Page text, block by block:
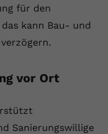
für den
kann Bau- und
vor Ort
Sanierungswillige